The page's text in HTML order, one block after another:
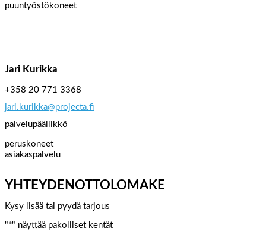
puuntyöstökoneet
Jari Kurikka
+358 20 771 3368
jari.kurikka@projecta.fi
palvelupäällikkö
peruskoneet
asiakaspalvelu
YHTEYDENOTTOLOMAKE
Kysy lisää tai pyydä tarjous
"*" näyttää pakolliset kentät